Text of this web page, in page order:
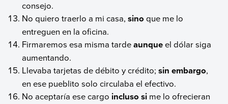
consejo.
No quiero traerlo a mi casa,sino que me lo
entreguen en la oficina.
Firmaremos esa misma tardeaunqueel dólar siga
aumentando.
Llevaba tarjetas de débito y crédito;sin embargo,
en ese pueblito solo circulaba el efectivo.
No aceptaría ese cargo incluso si me lo ofrecieran